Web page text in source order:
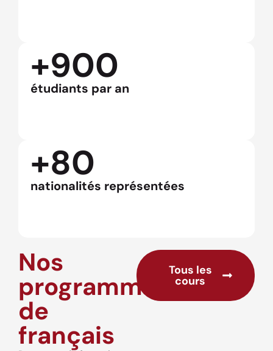
+900
étudiants par an
+80
nationalités représentées
Nos
programmes
de
français
Tous les
cours